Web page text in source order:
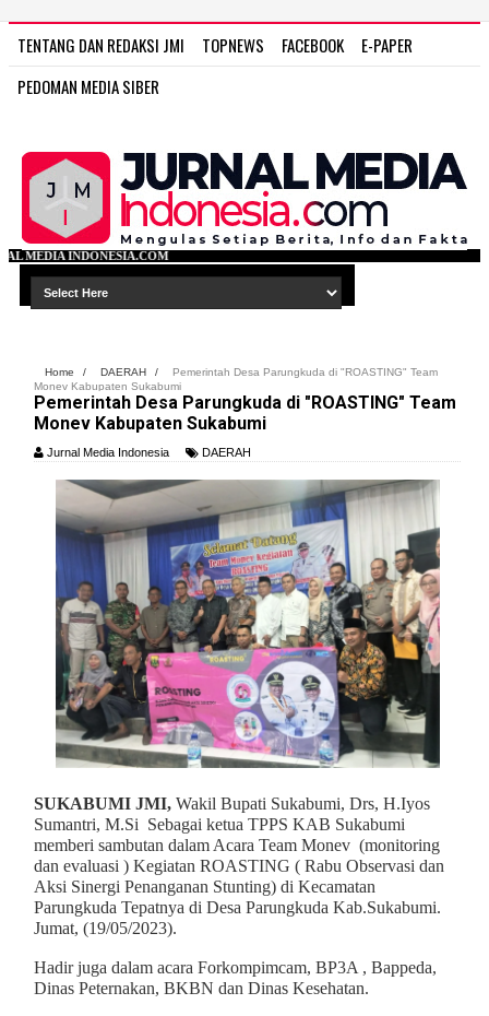
TENTANG DAN REDAKSI JMI TOPNEWS FACEBOOK
E-PAPER
PEDOMAN MEDIA SIBER
Home / DAERAH /
Pemerintah Desa Parungkuda di "ROASTING" Team
Monev Kabupaten Sukabumi
Pemerintah Desa Parungkuda di "ROASTING" Team
Monev Kabupaten Sukabumi
Jurnal Media Indonesia DAERAH
SUKABUMI JMI, Wakil Bupati Sukabumi, Drs, H.Iyos
Sumantri, M.Si Sebagai ketua TPPS KAB Sukabumi
memberi sambutan dalam Acara Team Monev (monitoring
dan evaluasi ) Kegiatan ROASTING ( Rabu Observasi dan
Aksi Sinergi Penanganan Stunting) di Kecamatan
Parungkuda Tepatnya di Desa Parungkuda Kab.Sukabumi.
Jumat, (19/05/2023).
Hadir juga dalam acara Forkompimcam, BP3A , Bappeda,
Dinas Peternakan, BKBN dan Dinas Kesehatan.